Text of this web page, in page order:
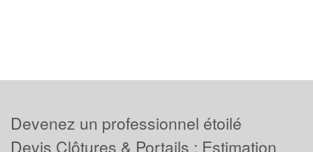
Devenez un professionnel étoilé
Devis Clôtures & Portails : Estimation